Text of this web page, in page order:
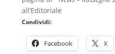
all’Editoriale
Condividi:
Facebook X